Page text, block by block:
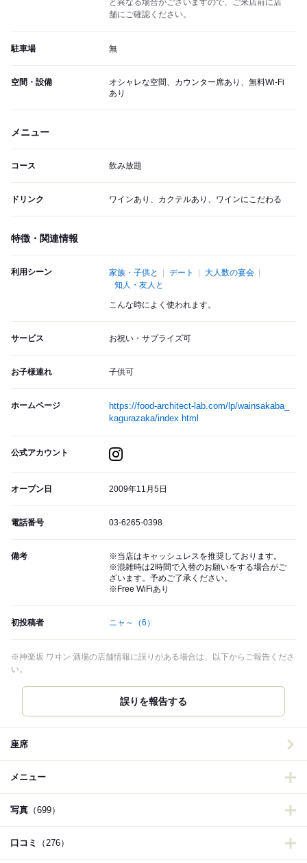
と異なる場合がございますので、ご来店前に店
舗にご確認ください。
駐車場 無
空間・設備
オシャレな空間、カウンター席あり、無料Wi-Fi
あり
メニュー
コース 飲み放題
ドリンク ワインあり、カクテルあり、ワインにこだわる
特徴・関連情報
利用シーン 家族・子供と デート
大人数の宴会
知人・友人と
こんな時によく使われます。
サービス お祝い・サプライズ可
お子様連れ 子供可
ホームページ
https://food-architect-lab.com/lp/wainsakaba_
kagurazaka/index.html
公式アカウント
オープン日 2009年11月5日
電話番号 03-6265-0398
備考
※当店はキャッシュレスを推奨しております。
※混雑時は2時間で入替のお願いをする場合がご
ざいます。予めご了承ください。
※Free WiFiあり
初投稿者 ニャ～ （6）
※神楽坂 ワヰン 酒場の店舗情報に誤りがある場合は、以下からご報告くださ
い。
誤りを報告する
座席
メニュー
写真 （699）
口コミ （276）